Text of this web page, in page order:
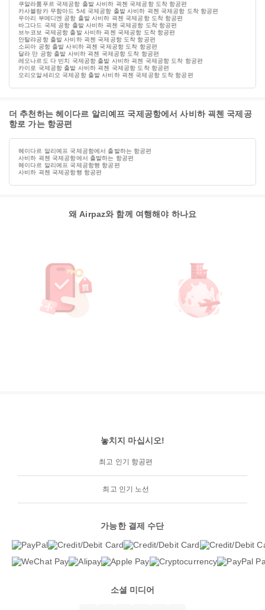
쿠알라룸푸르 국제공항 출발 사비하 괵첸 국제공항 도착 항공편
카사블랑카 무함마드 5세 국제공항 출발 사비하 괵첸 국제공항 도착 항공편
우아리 부메디엔 공항 출발 사비하 괵첸 국제공항 도착 항공편
바그다드 국제 공항 출발 사비하 괵첸 국제공항 도착 항공편
브누코보 국제공항 출발 사비하 괵첸 국제공항 도착 항공편
안탈랴공항 출발 사비하 괵첸 국제공항 도착 항공편
소피아 공항 출발 사비하 괵첸 국제공항 도착 항공편
달라 만 공항 출발 사비하 괵첸 국제공항 도착 항공편
레오나르도 다 빈치 국제공항 출발 사비하 괵첸 국제공항 도착 항공편
카이로 국제공항 출발 사비하 괵첸 국제공항 도착 항공편
오리오알세리오 국제공항 출발 사비하 괵첸 국제공항 도착 항공편
더 추천하는 헤이다르 알리예프 국제공항에서 사비하 괵첸 국제공
항로 가는 항공편
헤이다르 알리예프 국제공항에서 출발하는 항공편
사비하 괵첸 국제공항에서 출발하는 항공편
헤이다르 알리예프 국제공항행 항공편
사비하 괵첸 국제공항행 항공편
왜 Airpaz와 함께 여행해야 하나요
놓치지 마십시오!
최고 인기 항공편
최고 인기 노선
가능한 결제 수단
소셜 미디어